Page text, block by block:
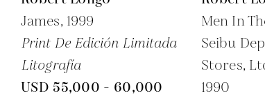
James, 1999
Print De Edición Limitada
Litografía
USD 55,000 - 60,000
Men In
Seibu
Stores,
1990